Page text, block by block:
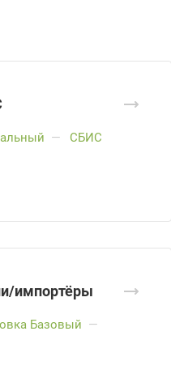
—
СБИС
импортёры
Базовый —